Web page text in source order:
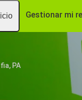
Gestionar mi
PA